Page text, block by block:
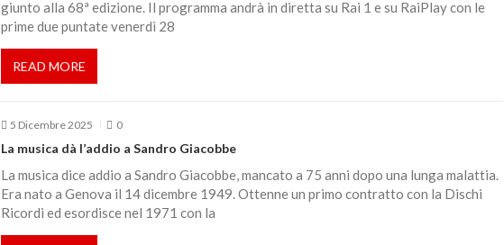
giunto alla 68ª edizione. Il programma andrà in diretta su Rai 1 e su RaiPlay con le
prime due puntate venerdì 28
READ MORE
5 Dicembre 2025 0
La musica dà l’addio a Sandro Giacobbe
La musica dice addio a Sandro Giacobbe, mancato a 75 anni dopo una lunga malattia.
Era nato a Genova il 14 dicembre 1949. Ottenne un primo contratto con la Dischi
Ricordi ed esordisce nel 1971 con la